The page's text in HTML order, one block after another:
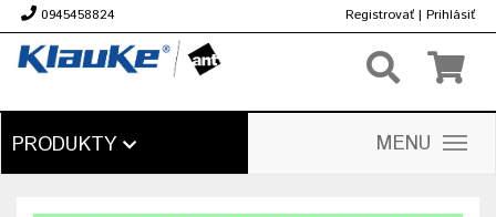
0945458824 Registrovať | Prihlásiť
PRODUKTY MENU